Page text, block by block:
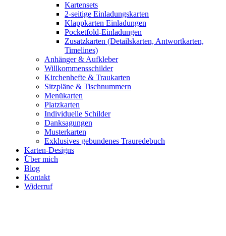
Kartensets
2-seitige Einladungskarten
Klappkarten Einladungen
Pocketfold-Einladungen
Zusatzkarten (Detailskarten, Antwortkarten,
Timelines)
Anhänger & Aufkleber
Willkommensschilder
Kirchenhefte & Traukarten
Sitzpläne & Tischnummern
Menükarten
Platzkarten
Individuelle Schilder
Danksagungen
Musterkarten
Exklusives gebundenes Trauredebuch
Karten-Designs
Über mich
Blog
Kontakt
Widerruf